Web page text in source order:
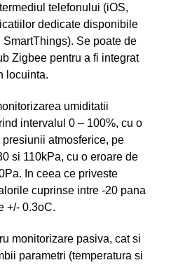
telefonului (iOS,
dedicate disponibile
Se poate de
Zigbee pentru a fi integrat
locuinta.
umiditatii
intervalul 0 – 100%, cu o
atmosferice, pe
si 110kPa, cu o eroare de
In ceea ce priveste
cuprinse intre -20 pana
+/- 0.3oC.
monitorizare pasiva, cat si
parametri (temperatura si